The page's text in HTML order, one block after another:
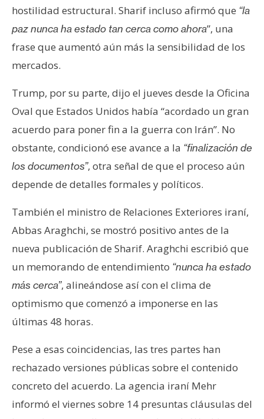
hostilidad estructural. Sharif incluso afirmó que “la
paz nunca ha estado tan cerca como ahora”, una
frase que aumentó aún más la sensibilidad de los
mercados.
Trump, por su parte, dijo el jueves desde la Oficina
Oval que Estados Unidos había “acordado un gran
acuerdo para poner fin a la guerra con Irán”. No
obstante, condicionó ese avance a la “finalización de
los documentos”, otra señal de que el proceso aún
depende de detalles formales y políticos.
También el ministro de Relaciones Exteriores iraní,
Abbas Araghchi, se mostró positivo antes de la
nueva publicación de Sharif. Araghchi escribió que
un memorando de entendimiento “nunca ha estado
más cerca”, alineándose así con el clima de
optimismo que comenzó a imponerse en las
últimas 48 horas.
Pese a esas coincidencias, las tres partes han
rechazado versiones públicas sobre el contenido
concreto del acuerdo. La agencia iraní Mehr
informó el viernes sobre 14 presuntas cláusulas del